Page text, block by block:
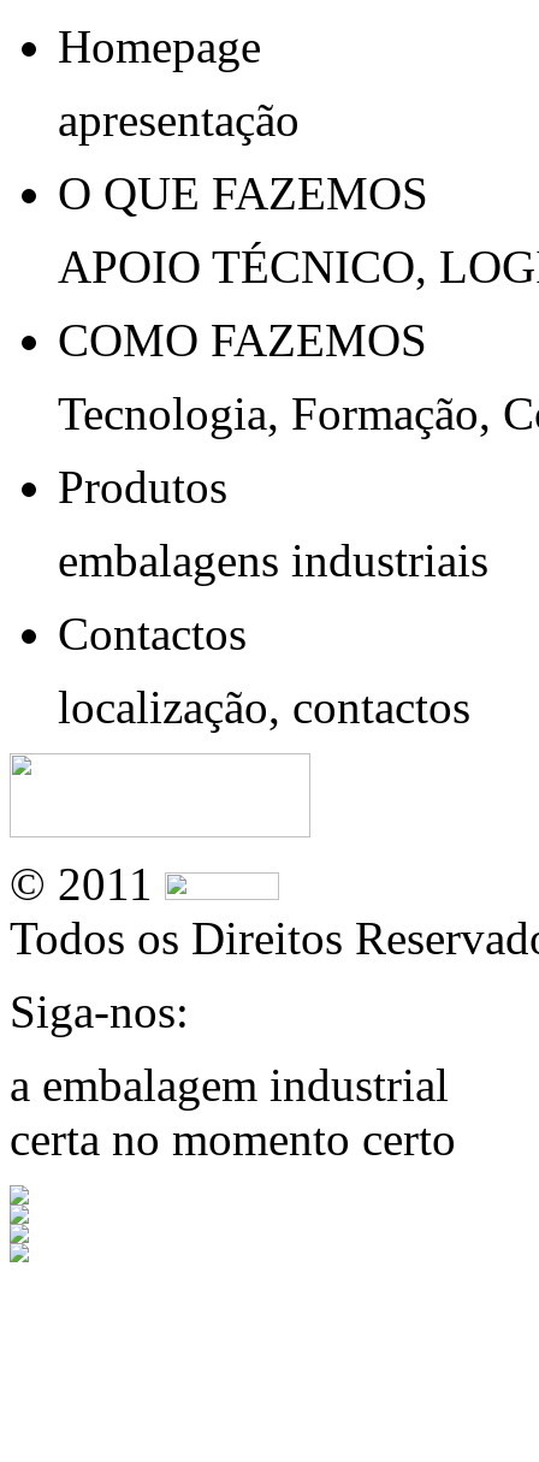
Homepage
apresentação
O QUE FAZEMOS
APOIO TÉCNICO,
COMO FAZEMOS
Tecnologia, Formação,
Produtos
embalagens industriais
Contactos
localização, contactos
© 2011
Todos os Direitos
Siga-nos:
a embalagem industrial
certa no momento certo